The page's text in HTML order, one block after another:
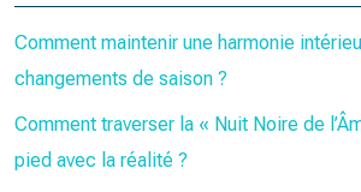
Comment maintenir une harmonie
changements de saison ?
Comment traverser la « Nuit Noire de
pied avec la réalité ?